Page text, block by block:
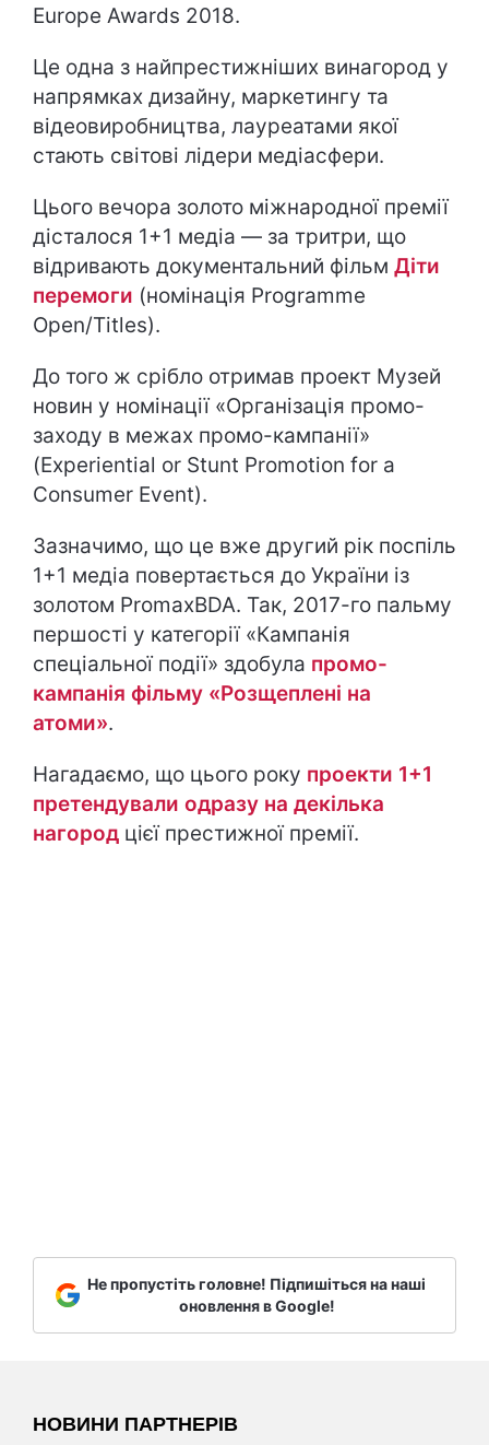
Europe Awards 2018.
Це одна з найпрестижніших винагород у
напрямках дизайну, маркетингу та
відеовиробництва, лауреатами якої
стають світові лідери медіасфери.
Цього вечора золото міжнародної премії
дісталося 1+1 медіа — за тритри, що
відривають документальний фільм Діти
перемоги (номінація Programme
Open/Titles).
До того ж срібло отримав проект Музей
новин у номінації «Організація промо-
заходу в межах промо-кампанії»
(Experiential or Stunt Promotion for a
Consumer Event).
Зазначимо, що це вже другий рік поспіль
1+1 медіа повертається до України із
золотом PromaxBDA. Так, 2017-го пальму
першості у категорії «Кампанія
спеціальної події» здобула промо-
кампанія фільму «Розщеплені на
атоми».
Нагадаємо, що цього року проекти 1+1
претендували одразу на декілька
нагород цієї престижної премії.
Не пропустіть головне! Підпишіться на наші
оновлення в Google!